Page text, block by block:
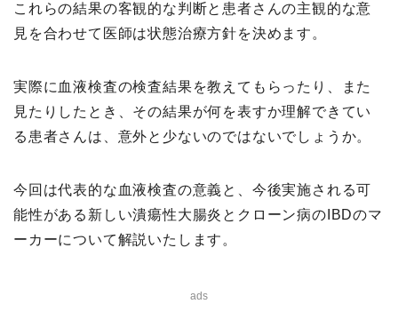
これらの結果の客観的な判断と患者さんの主観的な意
見を合わせて医師は状態治療方針を決めます。
実際に血液検査の検査結果を教えてもらったり、また
見たりしたとき、その結果が何を表すか理解できてい
る患者さんは、意外と少ないのではないでしょうか。
今回は代表的な血液検査の意義と、今後実施される可
能性がある新しい潰瘍性大腸炎とクローン病のIBDのマ
ーカーについて解説いたします。
ads